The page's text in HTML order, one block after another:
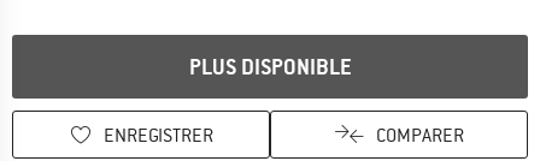
PLUS DISPONIBLE
ENREGISTRER COMPARER